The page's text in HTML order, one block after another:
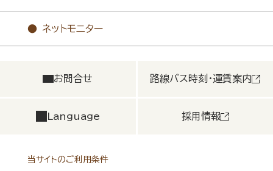
ネットモニター
お問合せ 路線バス時刻・運賃案内
Language 採用情報
当サイトのご利用条件